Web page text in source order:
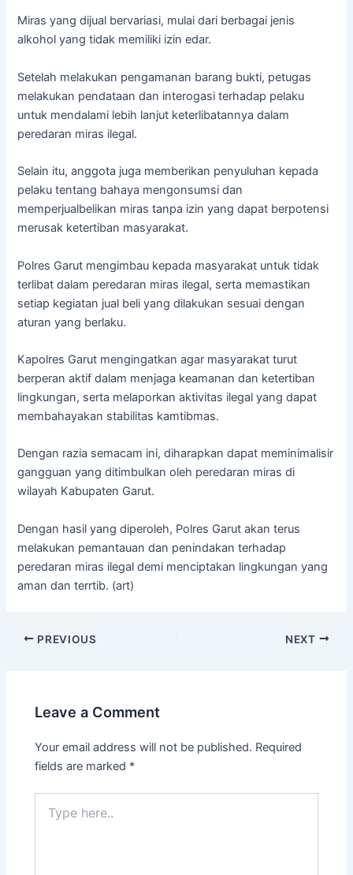
Miras yang dijual bervariasi, mulai dari berbagai jenis
alkohol yang tidak memiliki izin edar.
Setelah melakukan pengamanan barang bukti, petugas
melakukan pendataan dan interogasi terhadap pelaku
untuk mendalami lebih lanjut keterlibatannya dalam
peredaran miras ilegal.
Selain itu, anggota juga memberikan penyuluhan kepada
pelaku tentang bahaya mengonsumsi dan
memperjualbelikan miras tanpa izin yang dapat berpotensi
merusak ketertiban masyarakat.
Polres Garut mengimbau kepada masyarakat untuk tidak
terlibat dalam peredaran miras ilegal, serta memastikan
setiap kegiatan jual beli yang dilakukan sesuai dengan
aturan yang berlaku.
Kapolres Garut mengingatkan agar masyarakat turut
berperan aktif dalam menjaga keamanan dan ketertiban
lingkungan, serta melaporkan aktivitas ilegal yang dapat
membahayakan stabilitas kamtibmas.
Dengan razia semacam ini, diharapkan dapat meminimalisir
gangguan yang ditimbulkan oleh peredaran miras di
wilayah Kabupaten Garut.
Dengan hasil yang diperoleh, Polres Garut akan terus
melakukan pemantauan dan penindakan terhadap
peredaran miras ilegal demi menciptakan lingkungan yang
aman dan terrtib. (art)
PREVIOUS NEXT
Leave a Comment
Your email address will not be published. Required
fields are marked *
here..